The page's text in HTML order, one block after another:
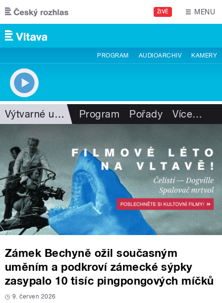
Přejít k hlavnímu obsahu
ŽIVĚ MENU
PROGRAM AUDIOARCHIV KAMERY
Výtvarné umění Program Pořady Více…
Zámek Bechyně ožil současným
uměním a podkroví zámecké sýpky
zasypalo 10 tisíc pingpongových míčků
9. červen 2026